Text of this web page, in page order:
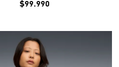
$99.990